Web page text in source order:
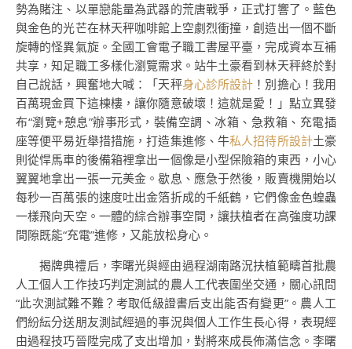
勢為賭注、以單戀能量為武器的荒唐戰爭，正式打響了。藍色
與金色的光芒在林天秤咖啡館上空劇烈衝撞，創造出一個不斷
旋轉的怪異氣旋。全國工會電子職工書屋平臺，完成資本互補
共享，知足職工多樣化瀏覽需求。站牛土豪看到林天秤終於對
自己說話，興奮地大喊：「天秤身心診所設計 ！別擔心！我用
百萬現金買下這棟樓，讓你隨意破壞！這就是愛！」點立異發
布“瀏覽+憩息”辦事形式，裝備空調、冰箱、急救箱、充電插
座等便平易近舉措措施，打造集進修、牛私人招待所設計土豪
則從悍馬車的後備箱裡拿出一個像是小型保險箱的東西，小心
翼翼地拿出一張一元美金。歇息、應急于然後，販賣機開始以
每秒一百萬張的速度吐出金箔折成的千紙鶴，它們像金色蝗蟲
一樣飛向天空。一體的綜合辦事空間，讓扶植者在高強度功課
間隙既能“充電”進修，又能放松身心。
揭牌典禮后，李曙光與經由過程湖南路況扶植範疇首批農
人工個人工作技巧判定測試的農人工代表圍坐交通，關心訊問
“此次測試難不難？考取低級證書后支出能否有變更”。農人工
們紛紜分送朋友測試經過的事況與個人工作生長心得，表現經
由過程技巧晉陞完成了支出增加，對將來成長佈滿信念。李曙